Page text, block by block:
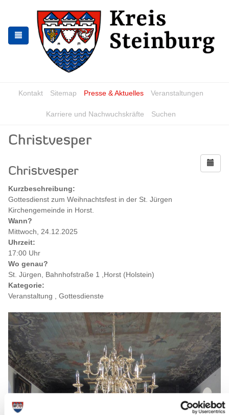
springen
springen
Kontakt Sitemap Presse & Aktuelles Veranstaltungen
Karriere und Nachwuchskräfte Suchen
Christvesper
Christvesper
Kurzbeschreibung:
Gottesdienst zum Weihnachtsfest in der St. Jürgen
Kirchengemeinde in Horst.
Wann?
Mittwoch, 24.12.2025
Uhrzeit:
17:00 Uhr
Wo genau?
St. Jürgen, Bahnhofstraße 1 ,Horst (Holstein)
Kategorie:
Veranstaltung , Gottesdienste